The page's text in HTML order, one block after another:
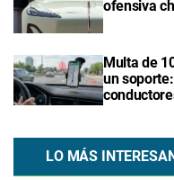
ofensiva
Multa de
un
LO MÁS